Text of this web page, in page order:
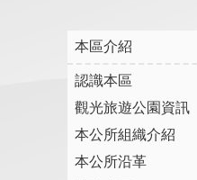
本區介紹
認識本區
觀光旅遊公園資訊
本公所組織介紹
本公所沿革